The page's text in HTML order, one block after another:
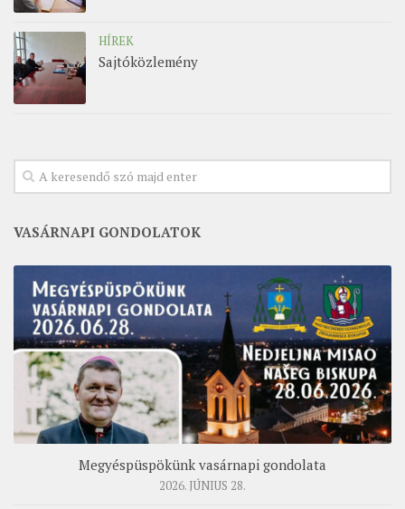
HÍREK
Sajtóközlemény
VASÁRNAPI GONDOLATOK
Megyéspüspökünk vasárnapi gondolata
2026. JÚNIUS 28.